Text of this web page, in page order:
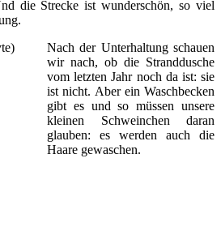
die Strecke ist wunderschön, so viel
Nach der Unterhaltung schauen
wir nach, ob die Stranddusche
vom letzten Jahr noch da ist: sie
ist nicht. Aber ein Waschbecken
gibt es und so müssen unsere
kleinen Schweinchen daran
glauben: es werden auch die
Haare gewaschen.